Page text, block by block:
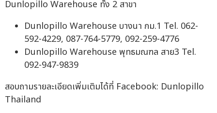
Dunlopillo Warehouse ทั้ง 2 สาขา
Dunlopillo Warehouse บางนา กม.1 Tel. 062-
592-4229, 087-764-5779, 092-259-4776
Dunlopillo Warehouse พุทธมณฑล สาย3 Tel.
092-947-9839
สอบถามรายละเอียดเพิ่มเติมได้ที่ Facebook: Dunlopillo
Thailand